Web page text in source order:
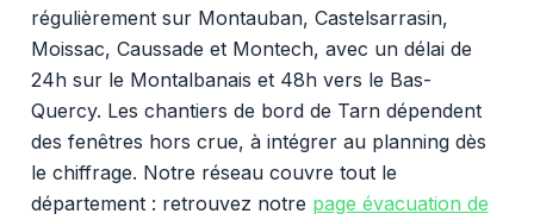
régulièrement sur Montauban, Castelsarrasin,
Moissac, Caussade et Montech, avec un délai de
24h sur le Montalbanais et 48h vers le Bas-
Quercy. Les chantiers de bord de Tarn dépendent
des fenêtres hors crue, à intégrer au planning dès
le chiffrage. Notre réseau couvre tout le
département : retrouvez notre page évacuation de